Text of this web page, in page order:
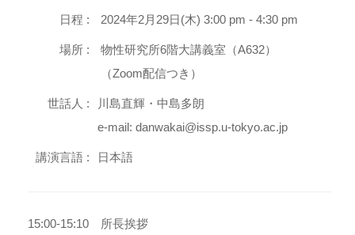
日程 : 2024年2月29日(木) 3:00 pm - 4:30 pm
場所 :
物性研究所6階大講義室（A632）
（Zoom配信つき）
世話人 :
川島直輝・中島多朗
e-mail: danwakai@issp.u-tokyo.ac.jp
講演言語 : 日本語
15:00-15:10 所長挨拶